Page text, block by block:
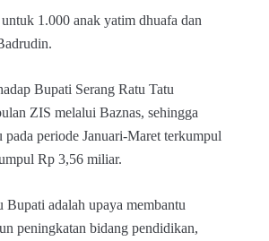
1.000 anak yatim dhuafa dan
Bupati Serang Ratu Tatu
ZIS melalui Baznas, sehingga
periode Januari-Maret terkumpul
Rp 3,56 miliar.
adalah upaya membantu
peningkatan bidang pendidikan,